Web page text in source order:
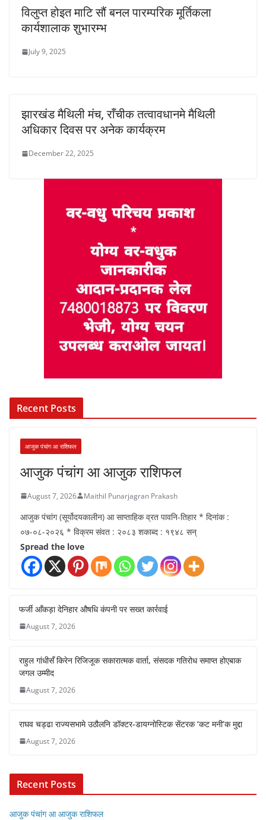
विलुप्त होइत माटि सौं बनल पारम्परिक मूर्तिकला
कार्यशालाक शुभारम्भ
July 9, 2025
झारखंड मैथिली मंच, राँचीक तत्वावधानमे मैथिली
अधिकार दिवस पर अनेक कार्यक्रम
December 22, 2025
Recent Posts
आजुक पंचांग आ राशिफल
आजुक पंचांग आ आजुक राशिफल
August 7, 2026 Maithil Punarjagran Prakash
आजुक पंचांग (सूर्योदयकालीन) आ साप्ताहिक व्रत पावनि-तिहार * दिनांक :
०७-०८-२०२६ * विक्रम संवत : २०८३ शकाब्द : १९४८ सन्
Spread the love
फर्जी आँकड़ा देनिहार औषधि कंपनी पर सख्त कार्रवाई
August 7, 2026
राहुल गांधीसँ किरेन रिजिजूक सकारात्मक वार्ता, संसदक गतिरोध समाप्त होएबाक
जगल उम्मीद
August 7, 2026
राघव चड्ढा राज्यसभामे उठौलनि डॉक्टर-डायग्नोस्टिक सेंटरक ‘कट मनी’क मुद्दा
August 7, 2026
Recent Posts
आजुक पंचांग आ आजुक राशिफल